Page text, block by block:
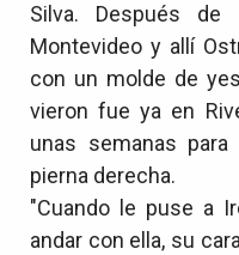
Silva. Después
Montevideo y allí
con un molde de
vieron fue ya en
unas semanas
pierna derecha.
"Cuando le puse a
andar con ella, su